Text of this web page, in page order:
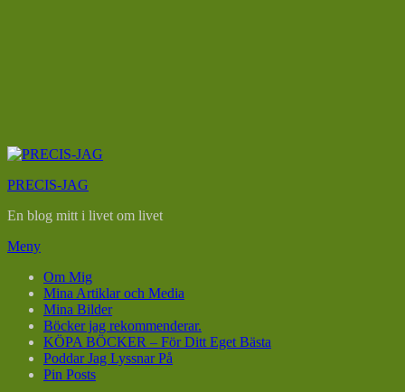
Hoppa
innehåll
PRECIS-JAG
En blog mitt i livet om livet
Meny
Om Mig
Mina Artiklar och Media
Mina Bilder
Böcker jag rekommenderar.
KÖPA BÖCKER – För Ditt Eget Bästa
Poddar Jag Lyssnar På
Pin Posts